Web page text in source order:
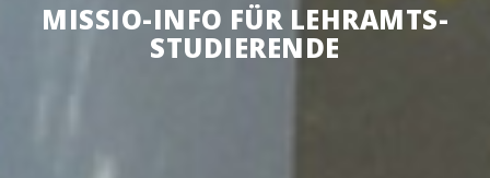
MIS­SIO-INFO FÜR LEHR­AMTS­
STU­DIE­REN­DE